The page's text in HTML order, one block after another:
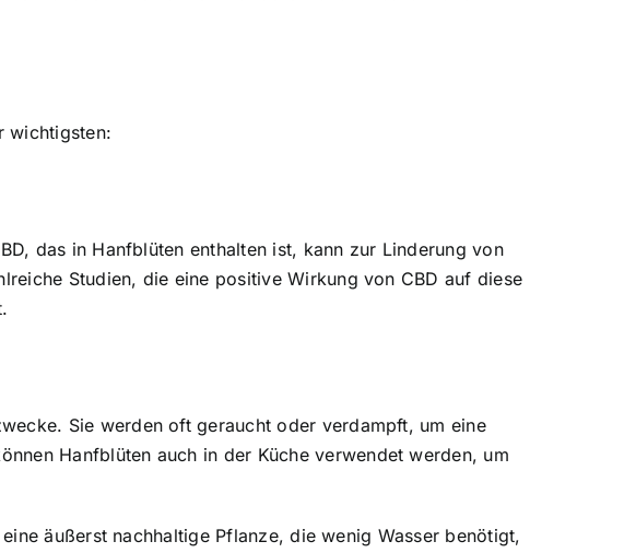
wichtigsten:
das in Hanfblüten enthalten ist, kann zur Linderung von
Studien, die eine positive Wirkung von CBD auf diese
Sie werden oft geraucht oder verdampft, um eine
Hanfblüten auch in der Küche verwendet werden, um
äußerst nachhaltige Pflanze, die wenig Wasser benötigt,